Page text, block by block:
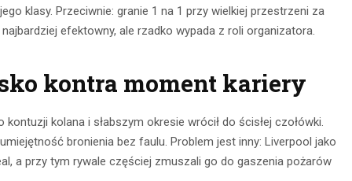
klasy. Przeciwnie: granie 1 na 1 przy wielkiej przestrzeni za
efektowny, ale rzadko wypada z roli organizatora.
kontra moment kariery
kolana i słabszym okresie wrócił do ścisłej czołówki.
bronienia bez faulu. Problem jest inny: Liverpool jako
a przy tym rywale częściej zmuszali go do gaszenia pożarów